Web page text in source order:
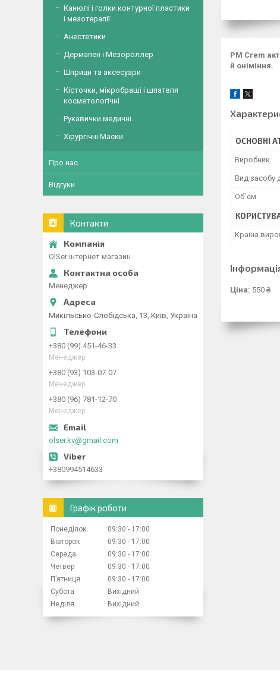
PM Crem
й оніміння.
ОСНОВНІ
Виробник
Вид засобу
Об`єм
Країна
Ціна: 550 ₴
Канюлі і голки контурної пластики
і мезотерапії
Анестетики
Дермапен і Мезороллер
Шприци та аксесуари
Кісточки, мікробраші і шпателя
косметологічні
Рукавички медичні
Хірургічні Маски
Про нас
Відгуки
Контакти
OlSer інтернет магазин
Менеджер
Микільсько-Слобідська, 13, Київ, Україна
+380 (99) 451-46-33
Менеджер
+380 (93) 103-07-07
Менеджер
+380 (96) 781-12-70
Менеджер
olser.kv@gmail.com
+380994514633
Графік роботи
Понеділок 09:30
17:00
Вівторок
09:30
17:00
Середа
09:30
17:00
Четвер
09:30
17:00
Пʼятниця
09:30
17:00
Субота
Вихідний
Неділя
Вихідний